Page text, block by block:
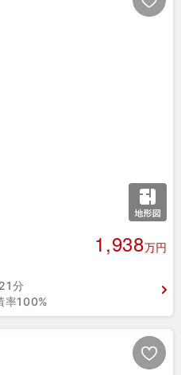
1,938万円
分
100%